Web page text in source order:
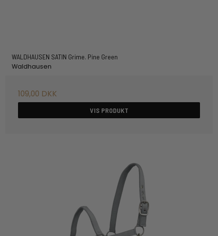
WALDHAUSEN SATIN Grime. Pine Green
Waldhausen
109,00 DKK
VIS PRODUKT